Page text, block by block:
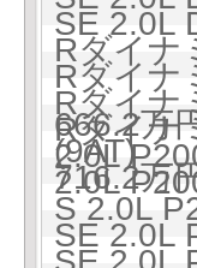
SE 2.0L
Rダイ
Rダイ
666.2万
Rダイ
(9AT)
Rダイナ
716.2万
2.0L
2.0L
S 2.0L
SE 2.0L